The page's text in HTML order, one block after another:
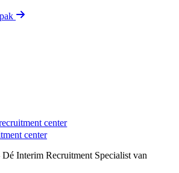
Interim Recruitment Specialist van